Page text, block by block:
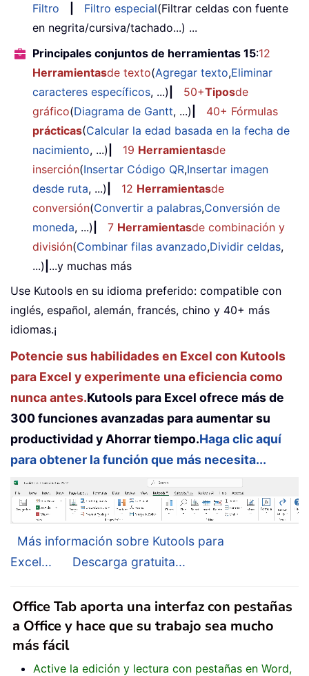
Filtro
Filtro especial(Filtrar celdas con fuente
en negrita/cursiva/tachado...) ...
Principales conjuntos de herramientas 15:12
Herramientasde texto(Agregar texto,Eliminar
caracteres específicos, ...) 50+Tiposde
gráfico(Diagrama de Gantt, ...)
40+ Fórmulas
prácticas(Calcular la edad basada en la fecha de
nacimiento, ...) 19 Herramientasde
inserción(Insertar Código QR,Insertar imagen
desde ruta, ...) 12 Herramientasde
conversión(Convertir a palabras,Conversión de
moneda, ...) 7 Herramientasde combinación y
división(Combinar filas avanzado,Dividir celdas,
...) ...y muchas más
Use Kutools en su idioma preferido: compatible con
inglés, español, alemán, francés, chino y 40+ más
idiomas.¡
Potencie sus habilidades en Excel con Kutools
para Excel y experimente una eficiencia como
nunca antes.Kutools para Excel ofrece más de
300 funciones avanzadas para aumentar su
productividad y Ahorrar tiempo.Haga clic aquí
para obtener la función que más necesita...
Más información sobre Kutools para
Excel...
Descarga gratuita...
Office Tab aporta una interfaz con pestañas
a Office y hace que su trabajo sea mucho
más fácil
Active la edición y lectura con pestañas en Word,